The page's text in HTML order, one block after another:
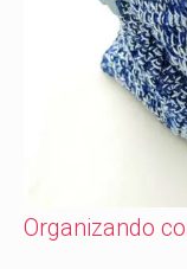
Organizando